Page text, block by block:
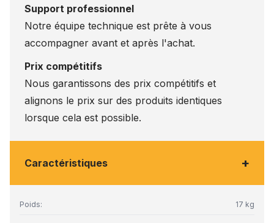
Support professionnel
Notre équipe technique est prête à vous
accompagner avant et après l'achat.
Prix compétitifs
Nous garantissons des prix compétitifs et
alignons le prix sur des produits identiques
lorsque cela est possible.
Caractéristiques +
Poids: 17 kg